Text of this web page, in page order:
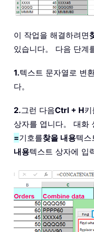
이 작업을 해결하려면
있습니다。 다음 단계
1.텍스트 문자열로 변
다。
2.그런 다음Ctrl + H
상자를 엽니다。 대화
=기호를찾을 내용텍스
내용텍스트 상자에 입